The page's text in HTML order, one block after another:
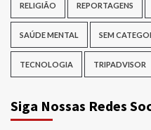
RELIGIÃO REPORTAGENS
SAÚDE MENTAL SEM
TECNOLOGIA TRIPADVISOR
Siga Nossas Redes